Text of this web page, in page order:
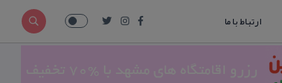
ارتباط با ما